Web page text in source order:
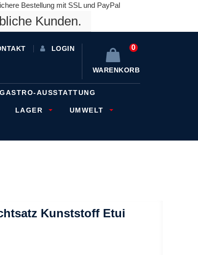
Bestellung mit SSL und PayPal
Kunden.
LOGIN 0
WARENKORB
GASTRO-AUSSTATTUNG
LAGER UMWELT
Kunststoff Etui